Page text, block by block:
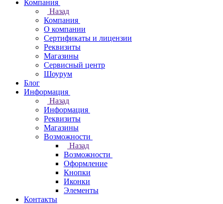
Компания
Назад
Компания
О компании
Сертификаты и лицензии
Реквизиты
Магазины
Сервисный центр
Шоурум
Блог
Информация
Назад
Информация
Реквизиты
Магазины
Возможности
Назад
Возможности
Оформление
Кнопки
Иконки
Элементы
Контакты